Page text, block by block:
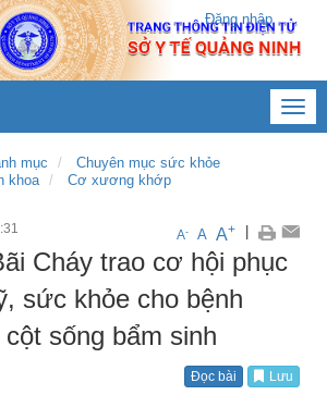
Đăng nhập
mục
Chuyên mục sức khỏe
khoa
Cơ xương khớp
A- A A+
Cháy trao cơ hội phục
sức khỏe cho bệnh
sống bẩm sinh
Đọc bài Lưu